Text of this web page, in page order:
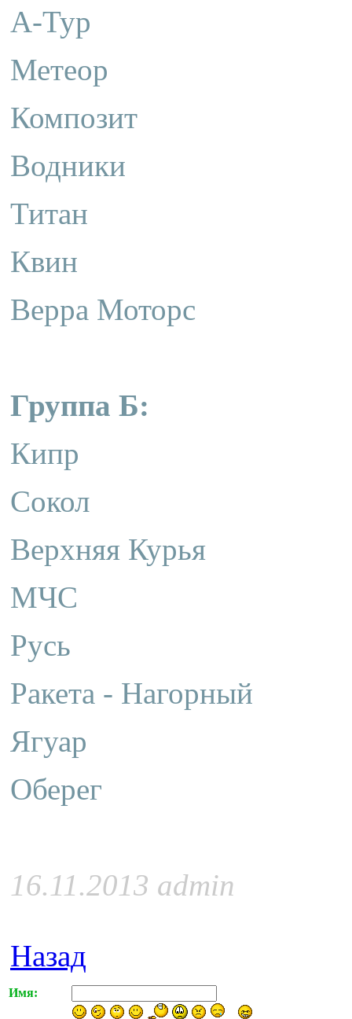
А-Тур
Метеор
Композит
Водники
Титан
Квин
Верра Моторс
Группа Б:
Кипр
Сокол
Верхняя Курья
МЧС
Русь
Ракета - Нагорный
Ягуар
Оберег
16.11.2013 admin
Назад
Имя: